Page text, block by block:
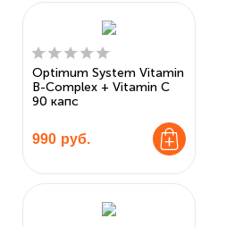
Optimum System Vitamin
B-Complex + Vitamin C
90 капс
990 руб.